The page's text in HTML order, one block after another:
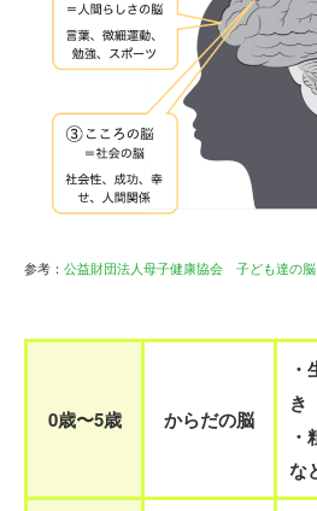
参考： 公益財団法人母子健康協会 子ども達の脳
0歳〜5歳 からだの脳
き
な